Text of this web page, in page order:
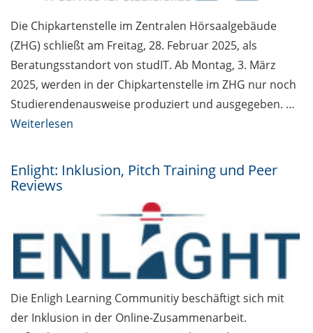
Die Chipkartenstelle im Zentralen Hörsaalgebäude
(ZHG) schließt am Freitag, 28. Februar 2025, als
Beratungsstandort von studIT. Ab Montag, 3. März
2025, werden in der Chipkartenstelle im ZHG nur noch
Studierendenausweise produziert und ausgegeben. …
Weiterlesen
Enlight: Inklusion, Pitch Training und Peer
Reviews
Die Enligh Learning Communitiy beschäftigt sich mit
der Inklusion in der Online-Zusammenarbeit.